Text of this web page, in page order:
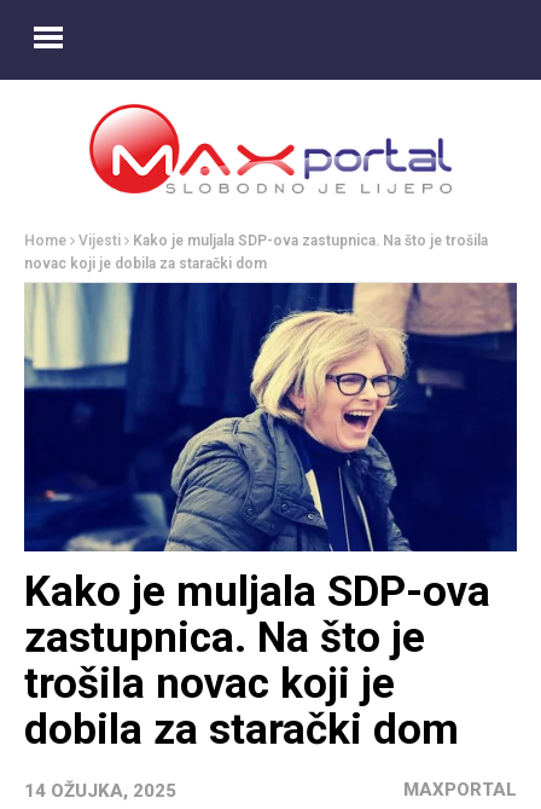
Home Vijesti
Kako je muljala SDP-ova zastupnica. Na što je trošila
novac koji je dobila za starački dom
Kako je muljala SDP-ova
zastupnica. Na što je
trošila novac koji je
dobila za starački dom
14 OŽUJKA, 2025 MAXPORTAL